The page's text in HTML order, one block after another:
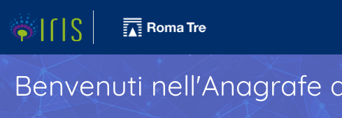
Benvenuti nell'Anagrafe